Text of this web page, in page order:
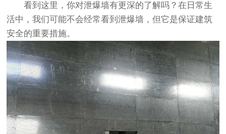
看到这里，你对泄爆墙有更深的了解吗？在日常生
活中，我们可能不会经常看到泄爆墙，但它是保证建筑
安全的重要措施。